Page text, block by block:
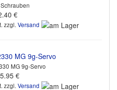
€
zzgl. Versand
MG 9g-Servo
€
zzgl. Versand